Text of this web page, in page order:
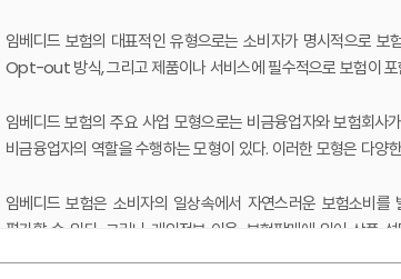
임베디드 보험의 대표적인 유형으로는 소비자가 명시적으로
Opt-out 방식, 그리고 제품이나 서비스에 필수적으로 보험이 포
임베디드 보험의 주요 사업 모형으로는 비금융업자와 보험회
비금융업자의 역할을 수행하는 모형이 있다. 이러한 모형은 다
임베디드 보험은 소비자의 일상속에서 자연스러운 보험소비
평가할 수 있다. 그러나 개인정보 이용, 보험판매에 있어 상품
안심하고 임베디드 보험을 활용하기 위해서는 제공 회사들에 대